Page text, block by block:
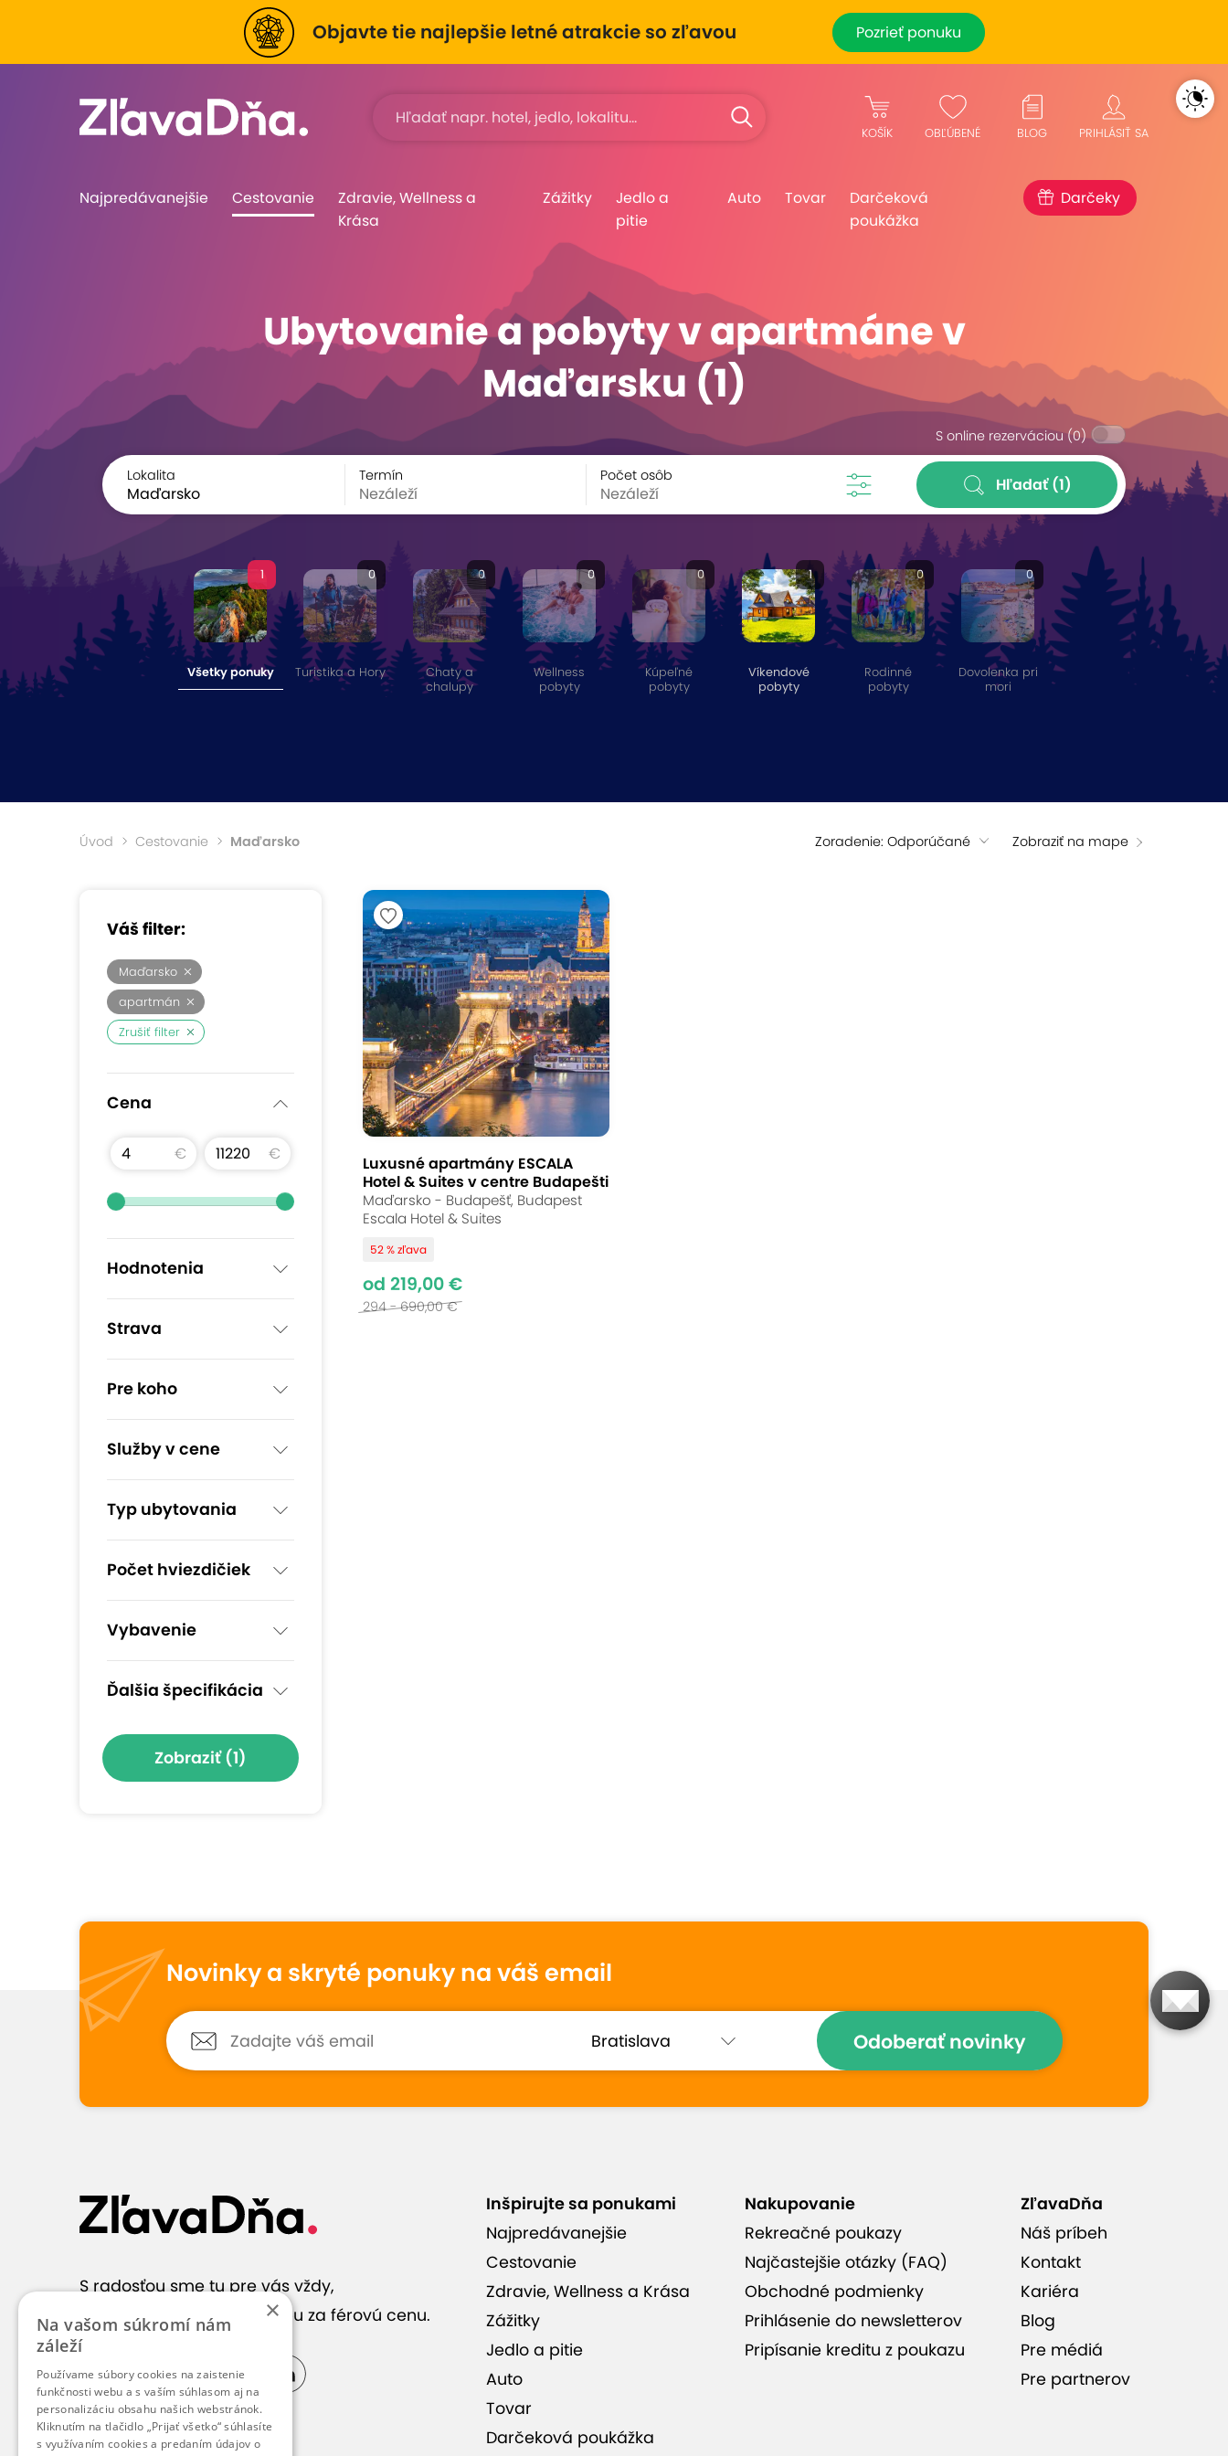
Objavte tie najlepšie letné atrakcie so zľavou Pozrieť ponuku
KOŠÍK OBĽÚBENÉ BLOG PRIHLÁSIŤ SA
Najpredávanejšie Cestovanie
Zdravie, Wellness a
Krása
Zážitky
Jedlo a
pitie
Auto Tovar
Darčeková
poukážka
Darčeky
Ubytovanie a pobyty v apartmáne v
Maďarsku (1)
S online rezerváciou(0)
Lokalita Termín Počet osôb Hľadať(1)
1
Všetky ponuky
0
Turistika a Hory
0
Chaty a
chalupy
0
Wellness
pobyty
0
Kúpeľné
pobyty
1
Víkendové
pobyty
0
Rodinné
pobyty
0
Dovolenka pri
mori
Úvod Cestovanie Maďarsko Zoradenie: Odporúčané Zobraziť na mape
Váš filter:
Maďarsko
apartmán
Zrušiť filter
Cena
€ €
Hodnotenia
Strava
Pre koho
Služby v cene
Typ ubytovania
Počet hviezdičiek
Vybavenie
Ďalšia špecifikácia
Zobraziť (1)
Luxusné apartmány ESCALA
Hotel & Suites v centre Budapešti
Maďarsko - Budapešť, Budapest
Escala Hotel & Suites
52 % zľava
od 219,00 €
294 - 690,00 €
Novinky a skryté ponuky na váš email
Odoberať novinky
S radosťou sme tu pre vás vždy,
keď hľadáte správnu službu za férovú cenu.
Inšpirujte sa ponukami
Najpredávanejšie
Cestovanie
Zdravie, Wellness a Krása
Zážitky
Jedlo a pitie
Auto
Tovar
Darčeková poukážka
Nakupovanie
Rekreačné poukazy
Najčastejšie otázky (FAQ)
Obchodné podmienky
Prihlásenie do newsletterov
Pripísanie kreditu z poukazu
ZľavaDňa
Náš príbeh
Kontakt
Kariéra
Blog
Pre médiá
Pre partnerov
×
Na vašom súkromí nám
záleží
Používame súbory cookies na zaistenie
funkčnosti webu a s vaším súhlasom aj na
personalizáciu obsahu našich webstránok.
Kliknutím na tlačidlo „Prijať všetko“ súhlasíte
s využívaním cookies a predaním údajov o